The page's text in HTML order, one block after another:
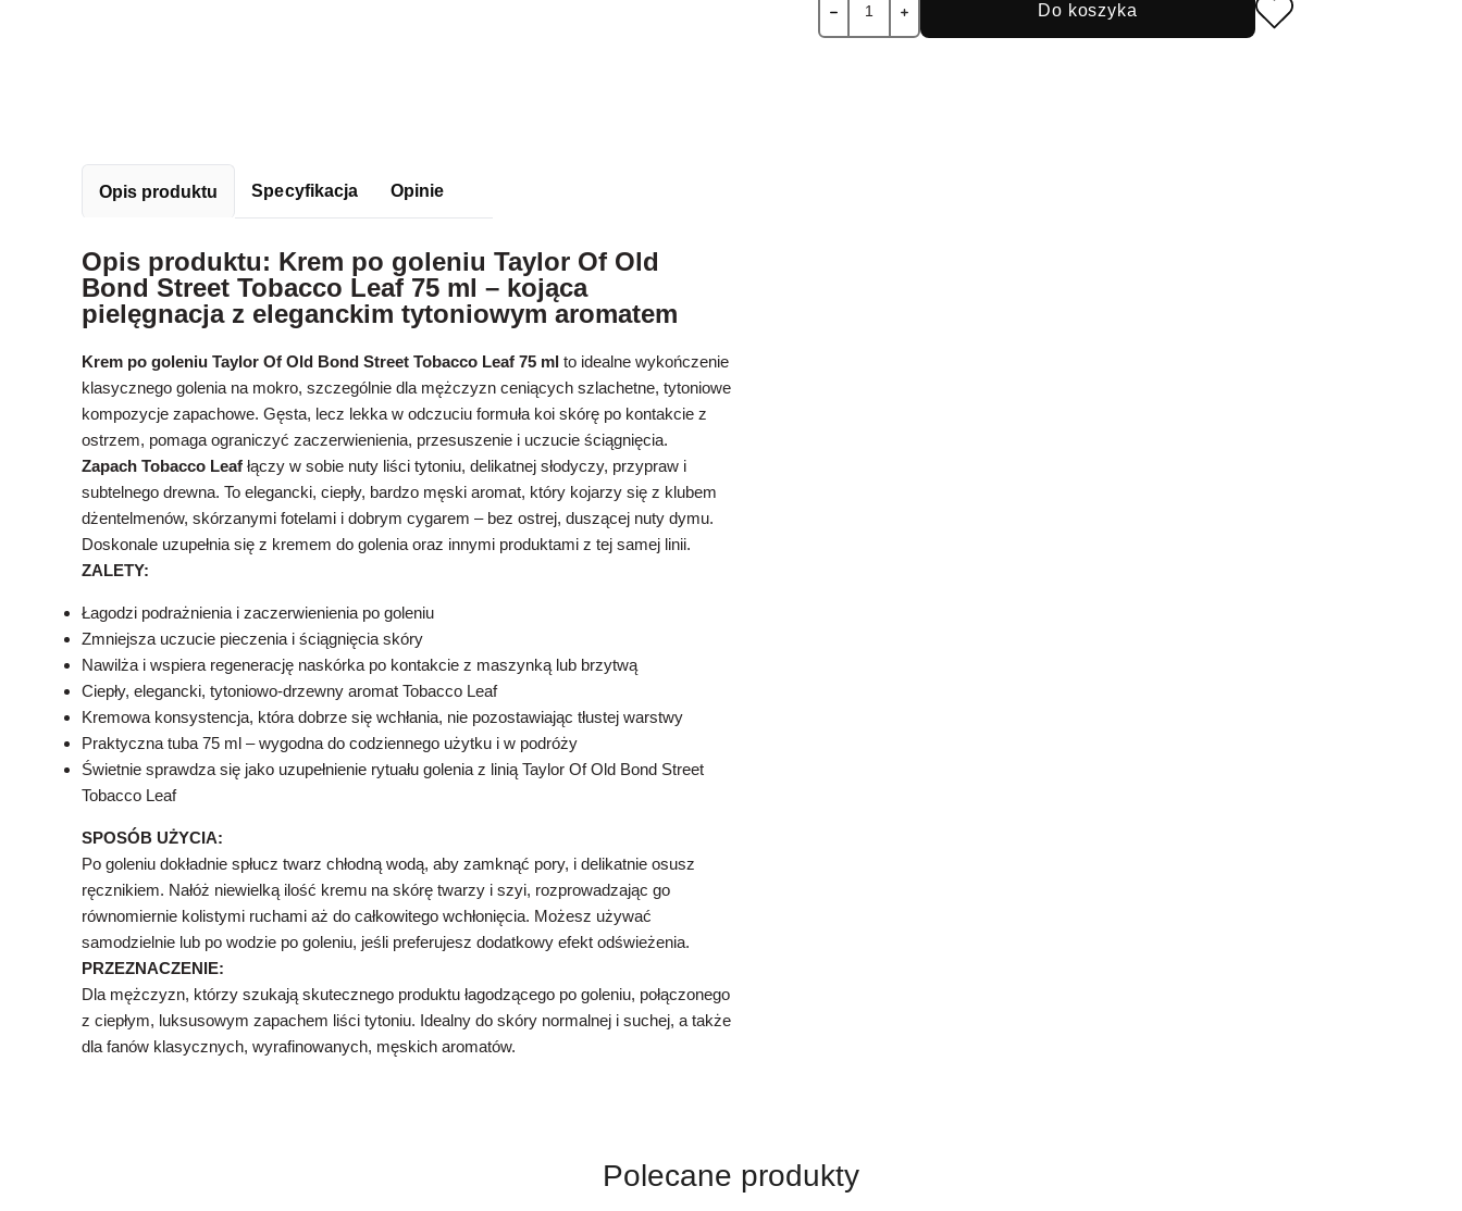
Opis produktu Specyfikacja Opinie
Opis produktu: Krem po goleniu Taylor Of Old
Bond Street Tobacco Leaf 75 ml – kojąca
pielęgnacja z eleganckim tytoniowym aromatem
Krem po goleniu Taylor Of Old Bond Street Tobacco Leaf 75 ml to idealne wykończenie
klasycznego golenia na mokro, szczególnie dla mężczyzn ceniących szlachetne, tytoniowe
kompozycje zapachowe. Gęsta, lecz lekka w odczuciu formuła koi skórę po kontakcie z
ostrzem, pomaga ograniczyć zaczerwienienia, przesuszenie i uczucie ściągnięcia.
Zapach Tobacco Leaf łączy w sobie nuty liści tytoniu, delikatnej słodyczy, przypraw i
subtelnego drewna. To elegancki, ciepły, bardzo męski aromat, który kojarzy się z klubem
dżentelmenów, skórzanymi fotelami i dobrym cygarem – bez ostrej, duszącej nuty dymu.
Doskonale uzupełnia się z kremem do golenia oraz innymi produktami z tej samej linii.
ZALETY:
Łagodzi podrażnienia i zaczerwienienia po goleniu
Zmniejsza uczucie pieczenia i ściągnięcia skóry
Nawilża i wspiera regenerację naskórka po kontakcie z maszynką lub brzytwą
Ciepły, elegancki, tytoniowo‑drzewny aromat Tobacco Leaf
Kremowa konsystencja, która dobrze się wchłania, nie pozostawiając tłustej warstwy
Praktyczna tuba 75 ml – wygodna do codziennego użytku i w podróży
Świetnie sprawdza się jako uzupełnienie rytuału golenia z linią Taylor Of Old Bond Street
Tobacco Leaf
SPOSÓB UŻYCIA:
Po goleniu dokładnie spłucz twarz chłodną wodą, aby zamknąć pory, i delikatnie osusz
ręcznikiem. Nałóż niewielką ilość kremu na skórę twarzy i szyi, rozprowadzając go
równomiernie kolistymi ruchami aż do całkowitego wchłonięcia. Możesz używać
samodzielnie lub po wodzie po goleniu, jeśli preferujesz dodatkowy efekt odświeżenia.
PRZEZNACZENIE:
Dla mężczyzn, którzy szukają skutecznego produktu łagodzącego po goleniu, połączonego
z ciepłym, luksusowym zapachem liści tytoniu. Idealny do skóry normalnej i suchej, a także
dla fanów klasycznych, wyrafinowanych, męskich aromatów.
Do koszyka
Polecane produkty